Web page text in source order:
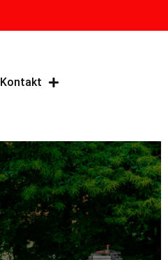
Kontakt